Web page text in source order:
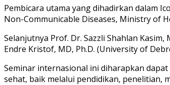
Pembicara utama yang dihadirkan dalam
Non-Communicable Diseases, Ministry of
Selanjutnya Prof. Dr. Sazzli Shahlan Kasim,
Endre Kristof, MD, Ph.D. (University of
Seminar internasional ini diharapkan
sehat, baik melalui pendidikan, penelitian,